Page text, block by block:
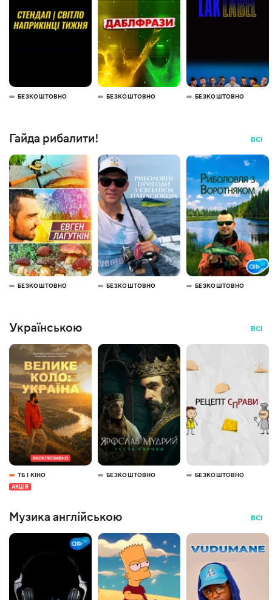
БЕЗКОШТОВНО БЕЗКОШТОВНО БЕЗКОШТОВНО
Гайда рибалити! ВСІ
БЕЗКОШТОВНО БЕЗКОШТОВНО БЕЗКОШТОВНО
Українською ВСІ
ТБ І КІНО
АКЦІЯ
БЕЗКОШТОВНО БЕЗКОШТОВНО
Музика англійською ВСІ